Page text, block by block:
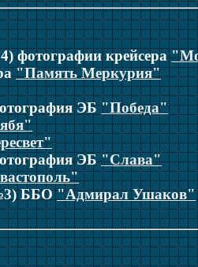
фотографии крейсера
"Память Меркурия"
ЭБ"Победа"
ЭБ"Слава"
ББО"Адмирал Ушаков"